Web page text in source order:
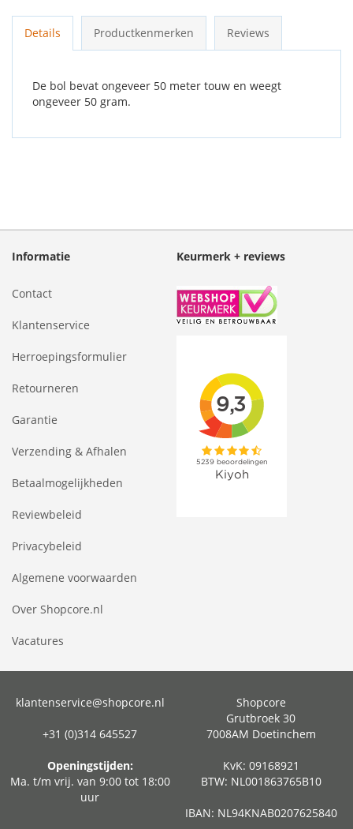
Details Productkenmerken Reviews
De bol bevat ongeveer 50 meter touw en weegt
ongeveer 50 gram.
Informatie
Contact
Klantenservice
Herroepingsformulier
Retourneren
Garantie
Verzending & Afhalen
Betaalmogelijkheden
Reviewbeleid
Privacybeleid
Algemene voorwaarden
Over Shopcore.nl
Vacatures
Keurmerk + reviews
klantenservice@shopcore.nl
+31 (0)314 645527
Openingstijden:
Ma. t/m vrij. van 9:00 tot 18:00
uur
Shopcore
Grutbroek 30
7008AM Doetinchem
KvK: 09168921
BTW: NL001863765B10
IBAN: NL94KNAB0207625840